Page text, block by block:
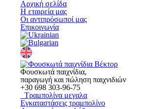
Αρχική σελίδα
Η εταιρεία μας
Οι αντιπρόσωποί μας
Επικοινωνία
Φουσκωτά παιχνίδια,
παραγωγή και πώληση παιχνιδιών
+30 698 303-96-75
Τραμπολίνα μεγαλα
Εγκαταστάσεις τραμπολίνο